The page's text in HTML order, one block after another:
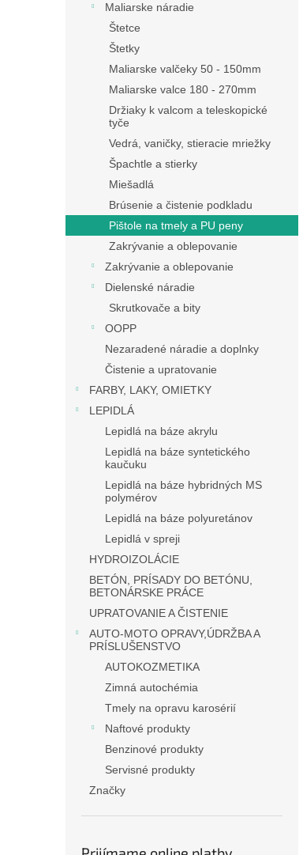
Maliarske náradie
Štetce
Štetky
Maliarske valčeky 50 - 150mm
Maliarske valce 180 - 270mm
Držiaky k valcom a teleskopické
tyče
Vedrá, vaničky, stieracie mriežky
Špachtle a stierky
Miešadlá
Brúsenie a čistenie podkladu
Pištole na tmely a PU peny
Zakrývanie a oblepovanie
Zakrývanie a oblepovanie
Dielenské náradie
Skrutkovače a bity
OOPP
Nezaradené náradie a doplnky
Čistenie a upratovanie
FARBY, LAKY, OMIETKY
LEPIDLÁ
Lepidlá na báze akrylu
Lepidlá na báze syntetického
kaučuku
Lepidlá na báze hybridných MS
polymérov
Lepidlá na báze polyuretánov
Lepidlá v spreji
HYDROIZOLÁCIE
BETÓN, PRÍSADY DO BETÓNU,
BETONÁRSKE PRÁCE
UPRATOVANIE A ČISTENIE
AUTO-MOTO OPRAVY,ÚDRŽBA A
PRÍSLUŠENSTVO
AUTOKOZMETIKA
Zimná autochémia
Tmely na opravu karosérií
Naftové produkty
Benzinové produkty
Servisné produkty
Značky